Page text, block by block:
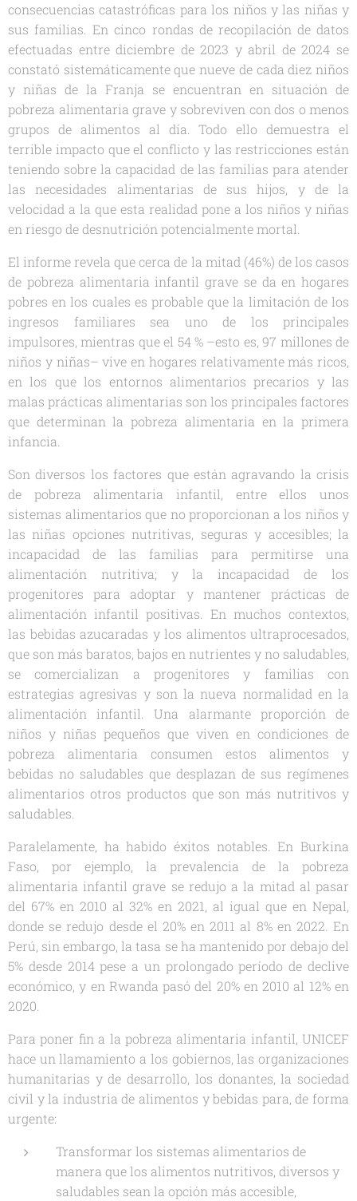
consecuencias catastróficas para los niños y las niñas y
sus familias. En cinco rondas de recopilación de datos
efectuadas entre diciembre de 2023 y abril de 2024 se
constató sistemáticamente que nueve de cada diez niños
y niñas de la Franja se encuentran en situación de
pobreza alimentaria grave y sobreviven con dos o menos
grupos de alimentos al día. Todo ello demuestra el
terrible impacto que el conflicto y las restricciones están
teniendo sobre la capacidad de las familias para atender
las necesidades alimentarias de sus hijos, y de la
velocidad a la que esta realidad pone a los niños y niñas
en riesgo de desnutrición potencialmente mortal.
El informe revela que cerca de la mitad (46%) de los casos
de pobreza alimentaria infantil grave se da en hogares
pobres en los cuales es probable que la limitación de los
ingresos familiares sea uno de los principales
impulsores, mientras que el 54 % –esto es, 97 millones de
niños y niñas– vive en hogares relativamente más ricos,
en los que los entornos alimentarios precarios y las
malas prácticas alimentarias son los principales factores
que determinan la pobreza alimentaria en la primera
infancia.
Son diversos los factores que están agravando la crisis
de pobreza alimentaria infantil, entre ellos unos
sistemas alimentarios que no proporcionan a los niños y
las niñas opciones nutritivas, seguras y accesibles; la
incapacidad de las familias para permitirse una
alimentación nutritiva; y la incapacidad de los
progenitores para adoptar y mantener prácticas de
alimentación infantil positivas. En muchos contextos,
las bebidas azucaradas y los alimentos ultraprocesados,
que son más baratos, bajos en nutrientes y no saludables,
se comercializan a progenitores y familias con
estrategias agresivas y son la nueva normalidad en la
alimentación infantil. Una alarmante proporción de
niños y niñas pequeños que viven en condiciones de
pobreza alimentaria consumen estos alimentos y
bebidas no saludables que desplazan de sus regímenes
alimentarios otros productos que son más nutritivos y
saludables.
Paralelamente, ha habido éxitos notables. En Burkina
Faso, por ejemplo, la prevalencia de la pobreza
alimentaria infantil grave se redujo a la mitad al pasar
del 67% en 2010 al 32% en 2021, al igual que en Nepal,
donde se redujo desde el 20% en 2011 al 8% en 2022. En
Perú, sin embargo, la tasa se ha mantenido por debajo del
5% desde 2014 pese a un prolongado período de declive
económico, y en Rwanda pasó del 20% en 2010 al 12% en
2020.
Para poner fin a la pobreza alimentaria infantil, UNICEF
hace un llamamiento a los gobiernos, las organizaciones
humanitarias y de desarrollo, los donantes, la sociedad
civil y la industria de alimentos y bebidas para, de forma
urgente:
Transformar los sistemas alimentarios de
manera que los alimentos nutritivos, diversos y
saludables sean la opción más accesible,